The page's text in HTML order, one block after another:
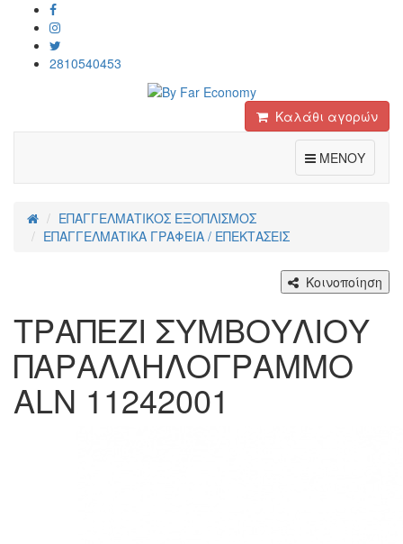
2810540453
Καλάθι αγορών
ΜΕΝΟΥ
ΕΠΑΓΓΕΛΜΑΤΙΚΟΣ ΕΞΟΠΛΙΣΜΟΣ
ΕΠΑΓΓΕΛΜΑΤΙΚΑ ΓΡΑΦΕΙΑ / ΕΠΕΚΤΑΣΕΙΣ
Κοινοποίηση
ΤΡΑΠΕΖΙ ΣΥΜΒΟΥΛΙΟΥ
ΠΑΡΑΛΛΗΛΟΓΡΑΜΜΟ
ALN 11242001